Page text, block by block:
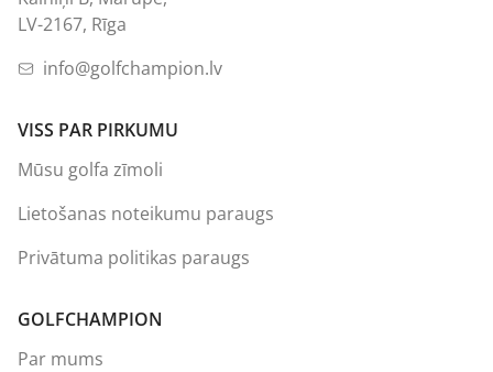
LV-2167, Rīga
info@golfchampion.lv
VISS PAR PIRKUMU
Mūsu golfa zīmoli
Lietošanas noteikumu paraugs
Privātuma politikas paraugs
GOLFCHAMPION
Par mums